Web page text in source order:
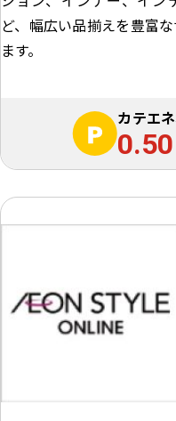
ど、幅広い品揃えを豊富
ます。
カテエ
0.50